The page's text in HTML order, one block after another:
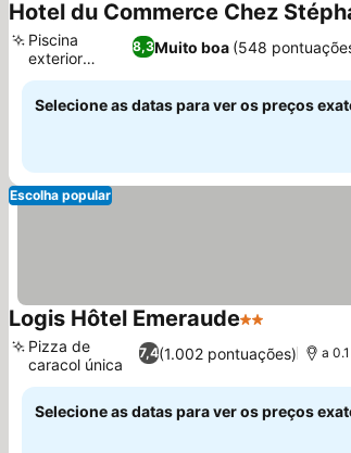
Hotel du Commerce Chez
8,3Muito boa (548
Piscina
exterior
sazonal
Selecione as datas para ver os preços
Escolha popular
Logis Hôtel Emeraude2 Estrelas
7,4(1.002 pontuações)
Pizza de
caracol única
a
Selecione as datas para ver os preços